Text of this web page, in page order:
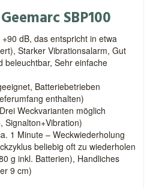
SBP100
dB, das entspricht in etwa
Starker Vibrationsalarm, Gut
beleuchtbar, Sehr einfache
Batteriebetrieben
enthalten)
Weckvarianten möglich
Signalton+Vibration)
1 Minute – Weckwiederholung
beliebig oft zu wiederholen
g inkl. Batterien), Handliches
9 cm)